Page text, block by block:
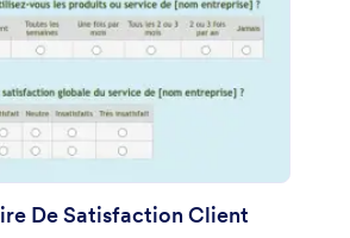
De Satisfaction Client